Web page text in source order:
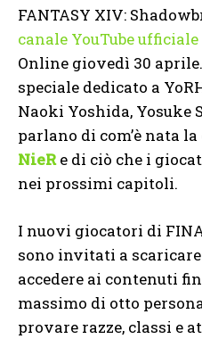
FANTASY XIV:
canale YouTube ufficiale
Online giovedì 30
speciale dedicato a
Naoki Yoshida, Yosuke
parlano di com’è nata
NieRe di ciò che i
nei prossimi capitoli.
I nuovi giocatori di
sono invitati a
accedere ai contenuti
massimo di otto
provare razze, classi e